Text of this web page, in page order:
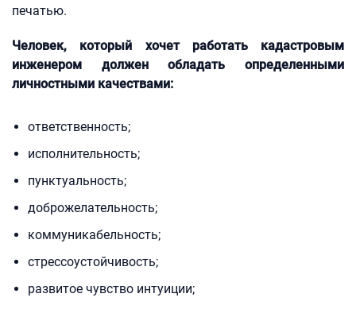
печатью.
Человек, который хочет работать кадастровым
инженером должен обладать определенными
личностными качествами:
ответственность;
исполнительность;
пунктуальность;
доброжелательность;
коммуникабельность;
стрессоустойчивость;
развитое чувство интуиции;